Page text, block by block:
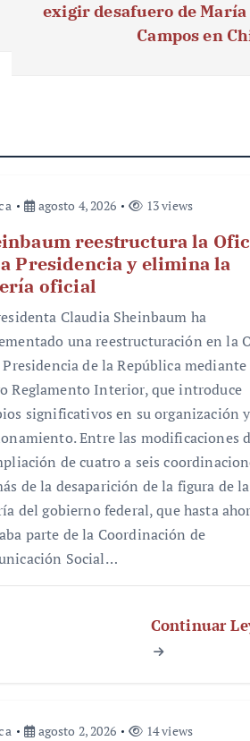
exigir desafuero de María
Campos en
agosto 4, 2026 13 views
reestructura la
Presidencia y elimina la
oficial
Claudia Sheinbaum ha
una reestructuración en la
Presidencia de la República
Reglamento Interior, que introduce
significativos en su organización y
Entre las modificaciones
de cuatro a seis
de la desaparición de la figura de la
del gobierno federal, que hasta
parte de la Coordinación de
Social…
Continuar
agosto 2, 2026 14 views